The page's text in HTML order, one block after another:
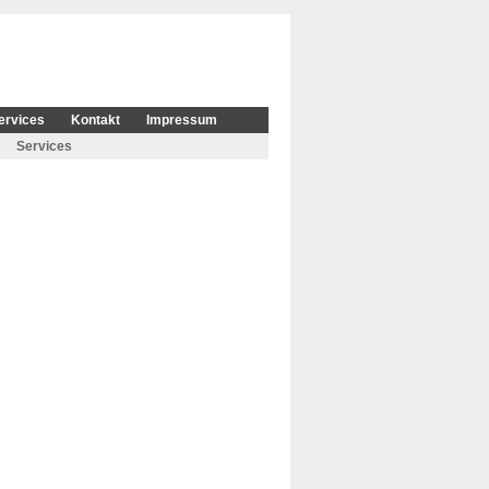
Kontakt
Impressum
Services